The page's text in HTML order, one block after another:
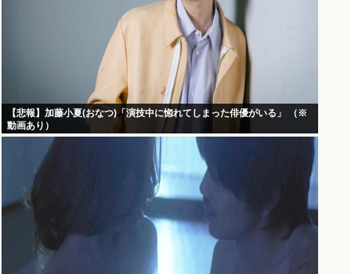
【悲報】加藤小夏(おなつ)「演技中に惚れてしまった俳優がいる」 （※
動画あり）